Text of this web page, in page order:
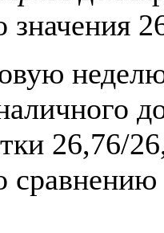
значения
26,76/